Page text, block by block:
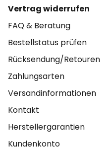
Vertrag widerrufen
FAQ & Beratung
Bestellstatus prüfen
Rücksendung/Retouren
Zahlungsarten
Versandinformationen
Kontakt
Herstellergarantien
Kundenkonto